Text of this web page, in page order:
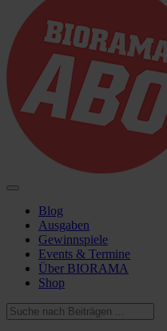
Blog
Ausgaben
Gewinnspiele
Events & Termine
Über BIORAMA
Shop